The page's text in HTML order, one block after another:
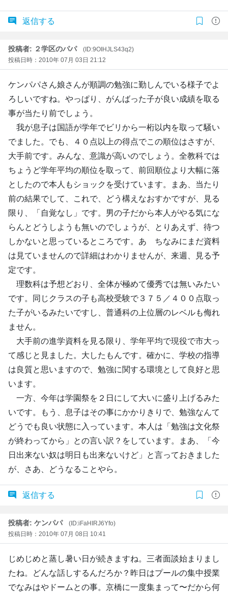
返信する
投稿者: ２学区のパパ
(ID:9OIHJLS43q2)
投稿日時：2010年 07月 03日 21:12
ケンパパさん娘さんが順調の勉強に勤しんでいる様子でよ
ろしいですね。やっぱり、がんばった子が良い成績を取る
事が当たり前でしょう。
我が息子は国語が学年でビリから一桁以内を取って騒い
でました。でも、４０点以上の得点でこの順位はさすが、
大手前です。みんな、意識が高いのでしょう。全教科では
ちょうど学年平均の順位を取って、前回順位より大幅に落
としたので本人もショックを受けています。まあ、当たり
前の結果でして、これで、どう構えなおすかですが、見る
限り、「自覚なし」です。男の子だから本人がやる気にな
らんとどうしようも無いのでしょうが、とりあえず、待つ
しかないと思っているところです。あ ちなみにまだ資料
は見ていませんので詳細はわかりませんが、来週、見る予
定です。
理数科は予想どおり、全体が極めて優秀では無いみたい
です。同じクラスの子も高校受験で３７５／４００点取っ
た子がいるみたいですし、普通科の上位層のレベルも侮れ
ません。
大手前の進学資料を見る限り、学年平均で現役で市大っ
て感じと見ました。大したもんです。確かに、学校の指導
は良質と思いますので、勉強に関する環境として良好と思
います。
一方、今年は学園祭を２日にして大いに盛り上げるみた
いです。もう、息子はその事にかかりきりで、勉強なんて
どうでも良い状態に入っています。本人は「勉強は文化祭
が終わってから」との言い訳？をしています。まあ、「今
日出来ない奴は明日も出来ないけど」と言っておきました
が、さあ、どうなることやら。
返信する
投稿者: ケンパパ
(ID:iFaHIRJ6Yfo)
投稿日時：2010年 07月 08日 10:41
じめじめと蒸し暑い日が続きますね。三者面談始まりまし
たね。どんな話しするんだろか？昨日はプールの集中授業
でなみはやドームとの事。京橋に一度集まって〜だから何